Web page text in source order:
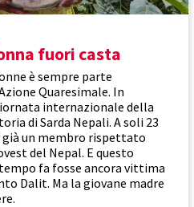
fuori casta
è sempre parte
Quaresimale. In
internazionale della
di Sarda Nepali. A soli 23
già un membro rispettato
del Nepal. E questo
fa fosse ancora vittima
Dalit. Ma la giovane madre